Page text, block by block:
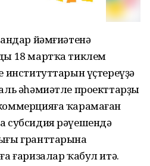
йәмғиәтенә
18 мартҡа тиклем
үҫтереүҙә
әһәмиәтле проекттарҙы
ҡарамаған
рәүешендә
гранттарына
ғаризалар ҡабул итә.